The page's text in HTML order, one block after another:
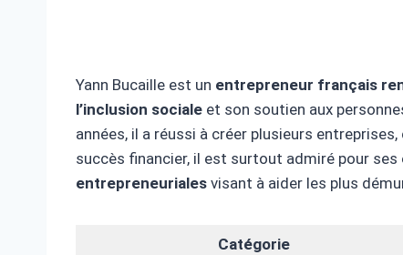
Yann Bucaille est un entrepreneur français
l’inclusion sociale et son soutien aux
années, il a réussi à créer plusieurs entreprises,
succès financier, il est surtout admiré pour ses
entrepreneuriales visant à aider les plus
Catégorie